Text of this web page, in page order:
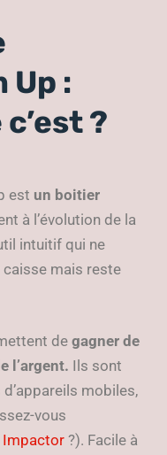
Up :
?
est un boitier
à l’évolution de la
intuitif qui ne
caisse mais reste
de gagner de
l’argent. Ils sont
mobiles,
vous
Impactor?). Facile à